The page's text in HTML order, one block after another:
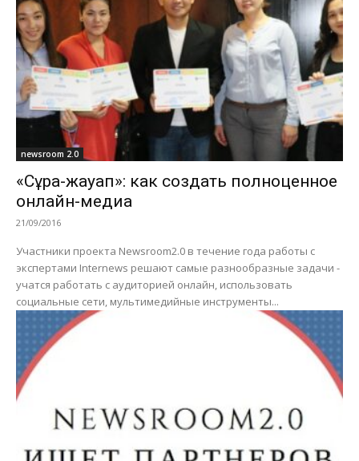
newsroom 2.0
«Сұрақ-жауап»: как создать полноценное
онлайн-медиа
21/09/2016
Участники проекта Newsroom2.0 в течение года работы с
экспертами Internews решают самые разнообразные задачи -
учатся работать с аудиторией онлайн, использовать
социальные сети, мультимедийные инструменты...